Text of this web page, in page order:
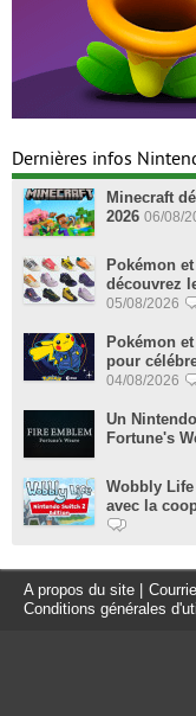
Dernières infos
Minecraft
2026 06/08/
Pokémon
découvrez
05/08/2026
Pokémon
pour
04/08/2026
Un
Fortune's
Wobbly
avec la
A propos du site
Conditions générales